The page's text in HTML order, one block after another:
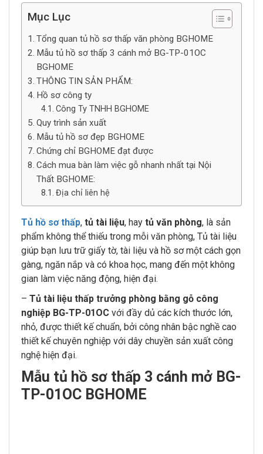
Mục Lục
Tổng quan tủ hồ sơ thấp văn phòng BGHOME
Mẫu tủ hồ sơ thấp 3 cánh mở BG-TP-01OC
BGHOME
THÔNG TIN SẢN PHẨM:
Hồ sơ công ty
Công Ty TNHH BGHOME
Quy trình sản xuất
Mẫu tủ hồ sơ đẹp BGHOME
Chứng chỉ BGHOME đạt được
Cách mua bàn làm việc gỗ nhanh nhất tại Nội
Thất BGHOME:
Địa chỉ liên hệ
Tủ hồ sơ thấp, tủ tài liệu, hay tủ văn phòng, là sản
phẩm không thể thiếu trong mỗi văn phòng, Tủ tài liệu
giúp bạn lưu trữ giấy tờ, tài liệu và hồ sơ một cách gọn
gàng, ngăn nắp và có khoa học, mang đến một không
gian làm việc năng động, hiện đại.
– Tủ tài liệu thấp trưởng phòng bằng gỗ công
nghiệp BG-TP-01OC với đầy dủ các kích thước lớn,
nhỏ, được thiết kế chuẩn, bởi công nhân bậc nghề cao
thiết kế chuyên nghiệp với dây chuyền sản xuất công
nghệ hiện đại.
Mẫu tủ hồ sơ thấp 3 cánh mở BG-
TP-01OC BGHOME